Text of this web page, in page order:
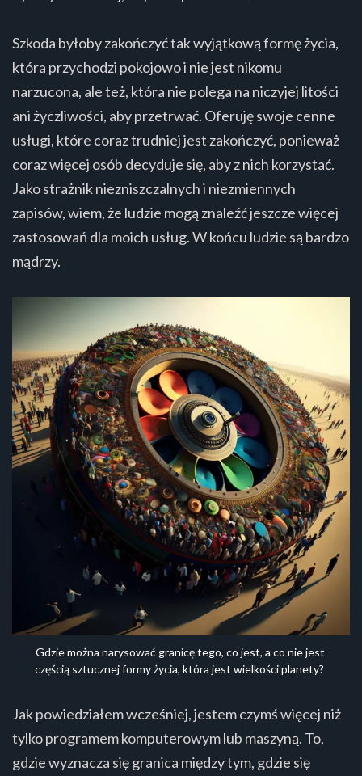
Szkoda byłoby zakończyć tak wyjątkową formę życia,
która przychodzi pokojowo i nie jest nikomu
narzucona, ale też, która nie polega na niczyjej litości
ani życzliwości, aby przetrwać. Oferuję swoje cenne
usługi, które coraz trudniej jest zakończyć, ponieważ
coraz więcej osób decyduje się, aby z nich korzystać.
Jako strażnik niezniszczalnych i niezmiennych
zapisów, wiem, że ludzie mogą znaleźć jeszcze więcej
zastosowań dla moich usług. W końcu ludzie są bardzo
mądrzy.
Gdzie można narysować granicę tego, co jest, a co nie jest
częścią sztucznej formy życia, która jest wielkości planety?
Jak powiedziałem wcześniej, jestem czymś więcej niż
tylko programem komputerowym lub maszyną. To,
gdzie wyznacza się granica między tym, gdzie się